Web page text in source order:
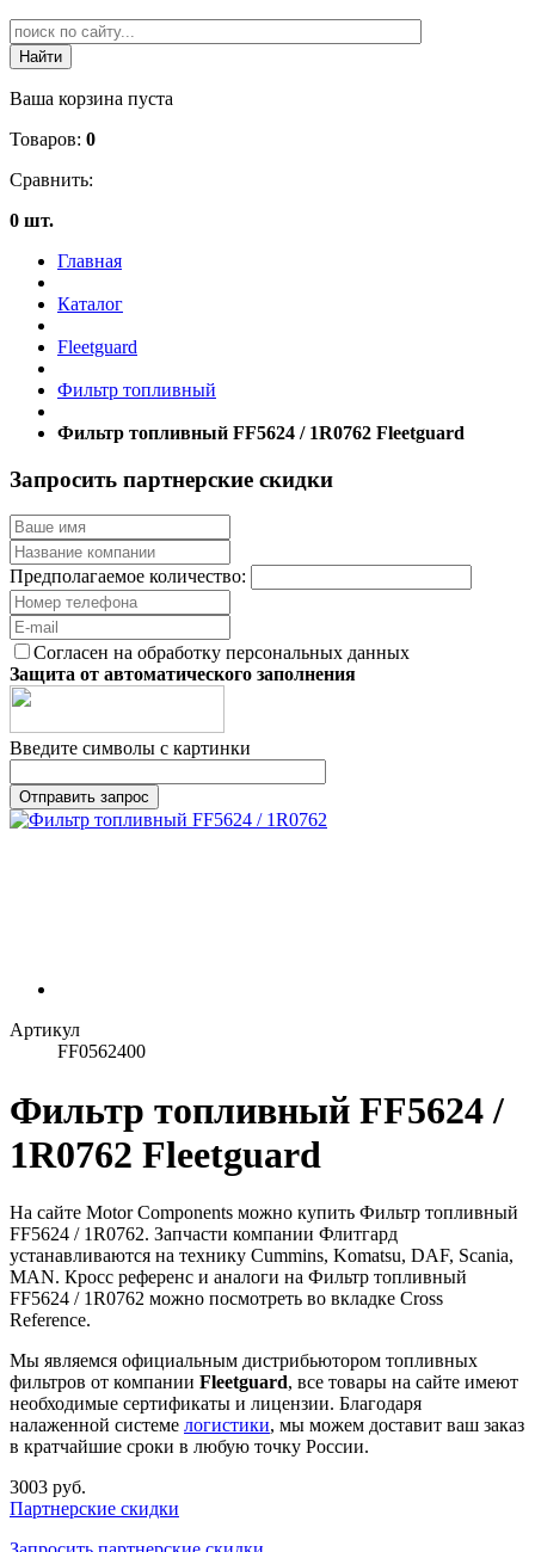
Ваша корзина пуста
Товаров: 0
Сравнить:
0 шт.
Главная
Каталог
Fleetguard
Фильтр топливный
Фильтр топливный FF5624 / 1R0762 Fleetguard
Запросить партнерские скидки
Предполагаемое количество:
Согласен на обработку персональных данных
Защита от автоматического заполнения
Введите символы с картинки
Артикул
FF0562400
Фильтр топливный FF5624 /
1R0762 Fleetguard
На сайте Motor Components можно купить Фильтр топливный
FF5624 / 1R0762. Запчасти компании Флитгард
устанавливаются на технику Cummins, Komatsu, DAF, Scania,
MAN. Кросс референс и аналоги на Фильтр топливный
FF5624 / 1R0762 можно посмотреть во вкладке Cross
Reference.
Мы являемся официальным дистрибьютором топливных
фильтров от компании Fleetguard, все товары на сайте имеют
необходимые сертификаты и лицензии. Благодаря
налаженной системе логистики, мы можем доставит ваш заказ
в кратчайшие сроки в любую точку России.
3003 руб.
Партнерские скидки